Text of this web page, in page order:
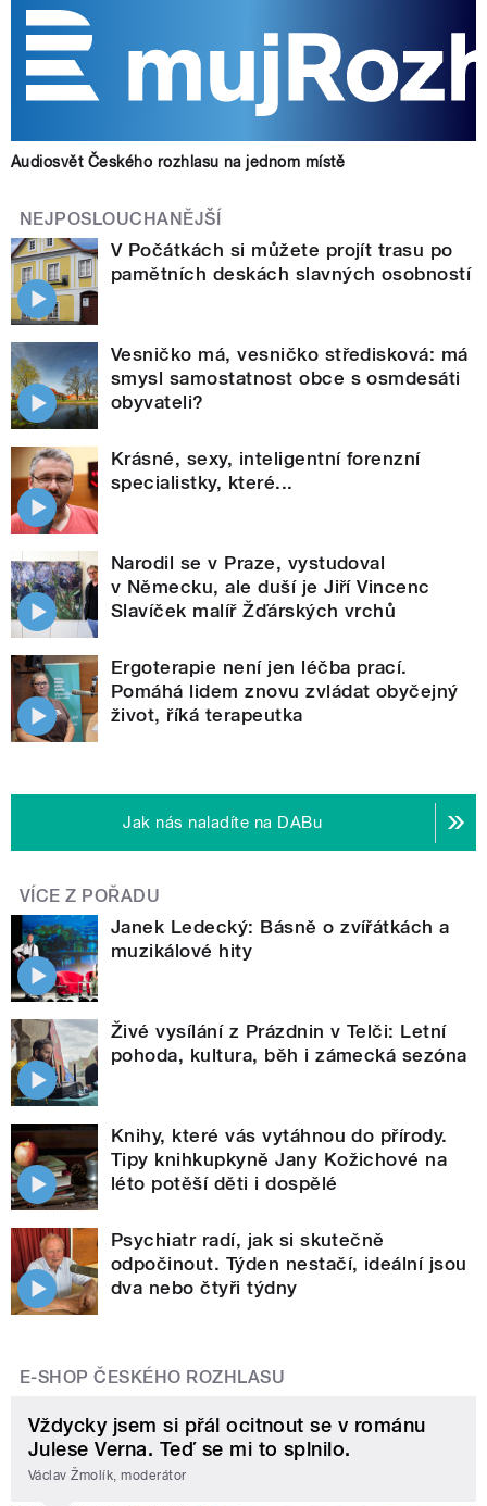
Audiosvět Českého rozhlasu na jednom místě
NEJPOSLOUCHANĚJŠÍ
V Počátkách si můžete projít trasu po
pamětních deskách slavných osobností
Vesničko má, vesničko středisková: má
smysl samostatnost obce s osmdesáti
obyvateli?
Krásné, sexy, inteligentní forenzní
specialistky, které...
Narodil se v Praze, vystudoval
v Německu, ale duší je Jiří Vincenc
Slavíček malíř Žďárských vrchů
Ergoterapie není jen léčba prací.
Pomáhá lidem znovu zvládat obyčejný
život, říká terapeutka
Jak nás naladíte na DABu
VÍCE Z POŘADU
Janek Ledecký: Básně o zvířátkách a
muzikálové hity
Živé vysílání z Prázdnin v Telči: Letní
pohoda, kultura, běh i zámecká sezóna
Knihy, které vás vytáhnou do přírody.
Tipy knihkupkyně Jany Kožichové na
léto potěší děti i dospělé
Psychiatr radí, jak si skutečně
odpočinout. Týden nestačí, ideální jsou
dva nebo čtyři týdny
E-SHOP ČESKÉHO ROZHLASU
Vždycky jsem si přál ocitnout se v románu
Julese Verna. Teď se mi to splnilo.
Václav Žmolík, moderátor